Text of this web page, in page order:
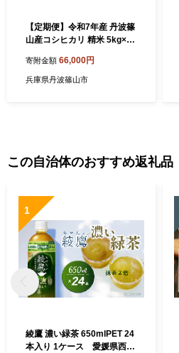
【定期便】令和7年産 丹波篠
山産コシヒカリ 精米 5kg×6
コメ こめ 米 こしひかり コシ
ヒカリ 丹波篠山産
寄附金額 66,000円
兵庫県丹波篠山市
この自治体のおすすめ返礼品
1
綾鷹 濃い緑茶 650mlPET 24
本入り 1ケース 愛媛県西条